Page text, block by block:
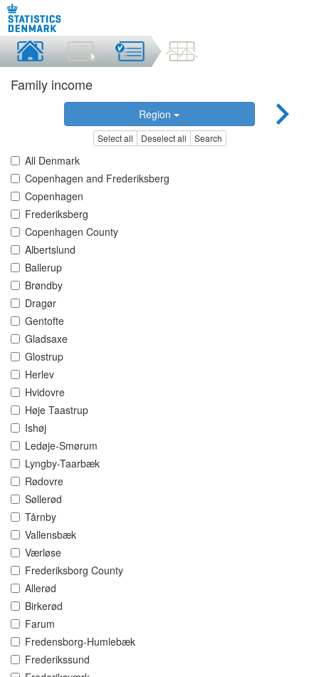
Family income
Region
Select all Deselect all Search
All Denmark
Copenhagen and Frederiksberg
Copenhagen
Frederiksberg
Copenhagen County
Albertslund
Ballerup
Brøndby
Dragør
Gentofte
Gladsaxe
Glostrup
Herlev
Hvidovre
Høje Taastrup
Ishøj
Ledøje-Smørum
Lyngby-Taarbæk
Rødovre
Søllerød
Tårnby
Vallensbæk
Værløse
Frederiksborg County
Allerød
Birkerød
Farum
Fredensborg-Humlebæk
Frederikssund